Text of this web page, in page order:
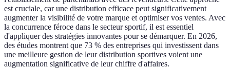
est cruciale, car une distribution efficace peut significativement
augmenter la visibilité de votre marque et optimiser vos ventes. Avec
la concurrence féroce dans le secteur sportif, il est essentiel
d'appliquer des stratégies innovantes pour se démarquer. En 2026,
des études montrent que 73 % des entreprises qui investissent dans
une meilleure gestion de leur distribution sportives voient une
augmentation significative de leur chiffre d'affaires.